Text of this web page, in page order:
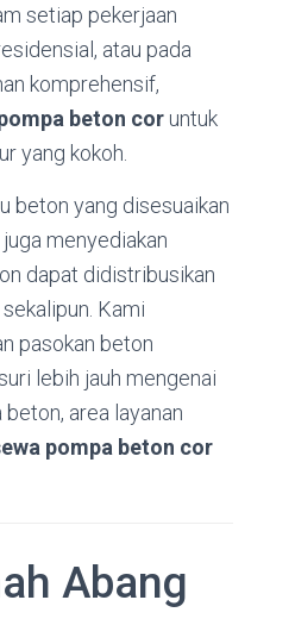
setiap pekerjaan
atau pada
komprehensif,
beton cor untuk
yang kokoh.
beton yang disesuaikan
menyediakan
dapat didistribusikan
Kami
pasokan beton
lebih jauh mengenai
beton, area layanan
pompa beton cor
Abang